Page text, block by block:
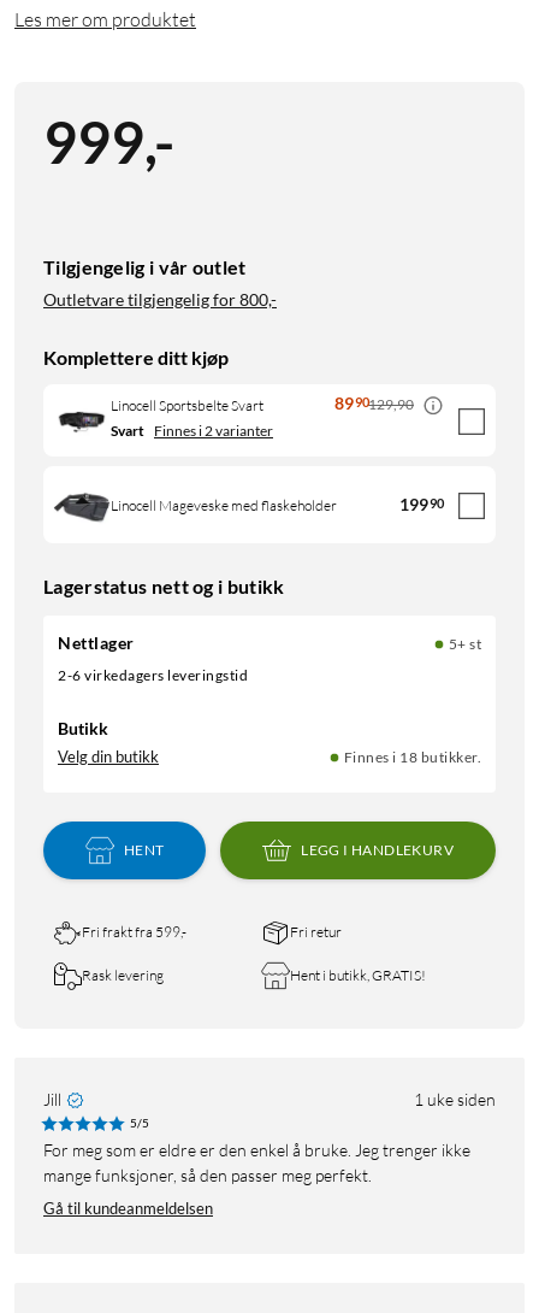
Les mer om produktet
999,-
Tilgjengelig i vår outlet
Outletvare tilgjengelig for800,-
Komplettere ditt kjøp
Linocell Sportsbelte Svart 8990129,90
Svart Finnes i 2 varianter
Linocell Mageveske med flaskeholder 19990
Lagerstatus nett og i butikk
Nettlager
5+ st
2-6 virkedagers leveringstid
Butikk
Velg din butikk Finnes i 18 butikker.
HENT LEGG I HANDLEKURV
Fri frakt fra 599,- Fri retur
Rask levering Hent i butikk, GRATIS!
Jill 1 uke siden
5/5
For meg som er eldre er den enkel å bruke. Jeg trenger ikke
mange funksjoner, så den passer meg perfekt.
Gå til kundeanmeldelsen